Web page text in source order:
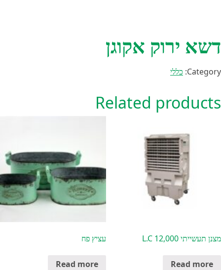
דשא ירוק אקוגן
Category: כללי
Related products
מצנן תעשייתי 12,000 L.C
Read more
עציץ פח
Read more